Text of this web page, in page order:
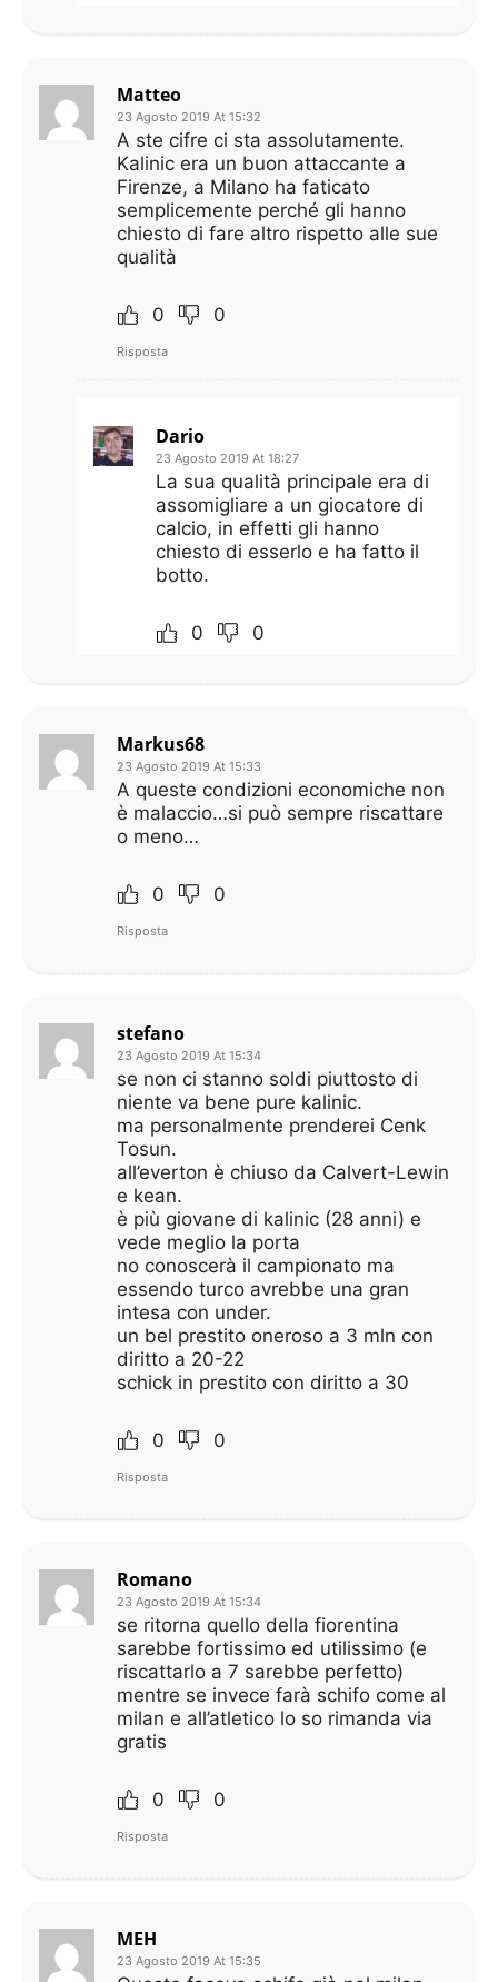
Matteo
23 Agosto 2019 At 15:32
A ste cifre ci sta assolutamente.
Kalinic era un buon attaccante a
Firenze, a Milano ha faticato
semplicemente perché gli hanno
chiesto di fare altro rispetto alle sue
qualità
0 0
Risposta
Dario
23 Agosto 2019 At 18:27
La sua qualità principale era di
assomigliare a un giocatore di
calcio, in effetti gli hanno
chiesto di esserlo e ha fatto il
botto.
0 0
Markus68
23 Agosto 2019 At 15:33
A queste condizioni economiche non
è malaccio…si può sempre riscattare
o meno…
0 0
Risposta
stefano
23 Agosto 2019 At 15:34
se non ci stanno soldi piuttosto di
niente va bene pure kalinic.
ma personalmente prenderei Cenk
Tosun.
all’everton è chiuso da Calvert-Lewin
e kean.
è più giovane di kalinic (28 anni) e
vede meglio la porta
no conoscerà il campionato ma
essendo turco avrebbe una gran
intesa con under.
un bel prestito oneroso a 3 mln con
diritto a 20-22
schick in prestito con diritto a 30
0 0
Risposta
Romano
23 Agosto 2019 At 15:34
se ritorna quello della fiorentina
sarebbe fortissimo ed utilissimo (e
riscattarlo a 7 sarebbe perfetto)
mentre se invece farà schifo come al
milan e all’atletico lo so rimanda via
gratis
0 0
Risposta
MEH
23 Agosto 2019 At 15:35